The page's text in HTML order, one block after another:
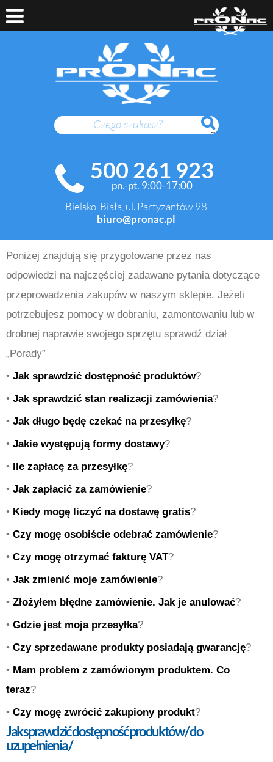
SZUKAJ
500 261 923
pn.-pt. 9:00-17:00
Bielsko-Biała, ul. Partyzantów 98
biuro@pronac.pl
Poniżej znajdują się przygotowane przez nas
odpowiedzi na najczęściej zadawane pytania dotyczące
przeprowadzenia zakupów w naszym sklepie. Jeżeli
potrzebujesz pomocy w dobraniu, zamontowaniu lub w
drobnej naprawie swojego sprzętu sprawdź dział
„Porady”
• Jak sprawdzić dostępność produktów?
• Jak sprawdzić stan realizacji zamówienia?
• Jak długo będę czekać na przesyłkę?
• Jakie występują formy dostawy?
• Ile zapłacę za przesyłkę?
• Jak zapłacić za zamówienie?
• Kiedy mogę liczyć na dostawę gratis?
• Czy mogę osobiście odebrać zamówienie?
• Czy mogę otrzymać fakturę VAT?
• Jak zmienić moje zamówienie?
• Złożyłem błędne zamówienie. Jak je anulować?
• Gdzie jest moja przesyłka?
• Czy sprzedawane produkty posiadają gwarancję?
• Mam problem z zamówionym produktem. Co
teraz?
• Czy mogę zwrócić zakupiony produkt?
Jak sprawdzić dostępność produktów / do
uzupełnienia /